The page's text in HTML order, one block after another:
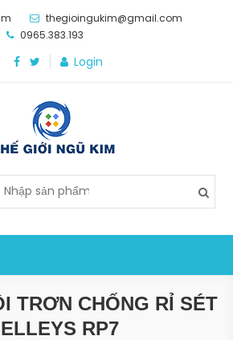
thegioingukim@gmail.com
0965.383.193
Login
Kim
nghiệp sản xuất
TRƠN CHỐNG RỈ SÉT
RP7